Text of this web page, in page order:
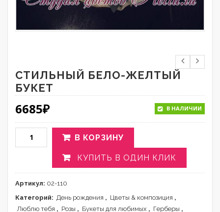
СТИЛЬНЫЙ БЕЛО-ЖЕЛТЫЙ
БУКЕТ
6685₽ В НАЛИЧИИ
В КОРЗИНУ
КУПИТЬ В ОДИН КЛИК
Артикул: 02-110
Категорий: День рождения , Цветы & композиция ,
Люблю тебя , Розы , Букеты для любимых , Герберы ,